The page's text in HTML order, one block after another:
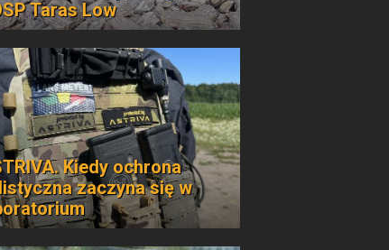
Taras Low
Kiedy ochrona
zaczyna się w